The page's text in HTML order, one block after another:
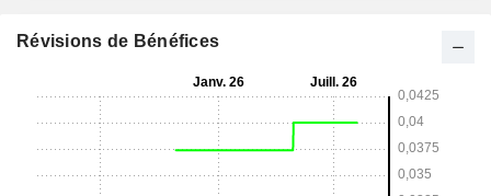
Révisions de Bénéfices